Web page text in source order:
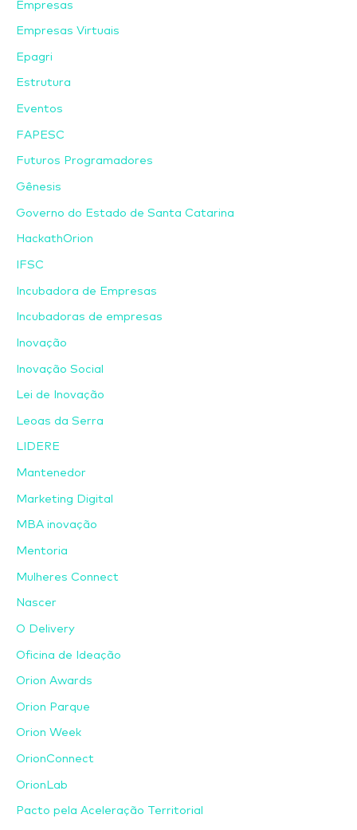
Empresas
Empresas Virtuais
Epagri
Estrutura
Eventos
FAPESC
Futuros Programadores
Gênesis
Governo do Estado de Santa Catarina
HackathOrion
IFSC
Incubadora de Empresas
Incubadoras de empresas
Inovação
Inovação Social
Lei de Inovação
Leoas da Serra
LIDERE
Mantenedor
Marketing Digital
MBA inovação
Mentoria
Mulheres Connect
Nascer
O Delivery
Oficina de Ideação
Orion Awards
Orion Parque
Orion Week
OrionConnect
OrionLab
Pacto pela Aceleração Territorial